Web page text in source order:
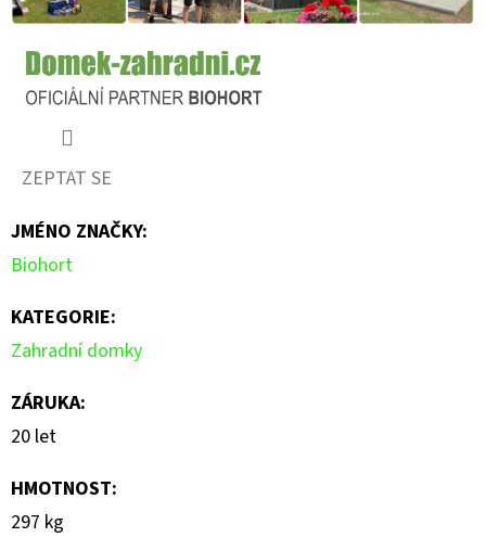
ZEPTAT SE
JMÉNO ZNAČKY:
Biohort
KATEGORIE:
Zahradní domky
ZÁRUKA:
20 let
HMOTNOST:
297 kg